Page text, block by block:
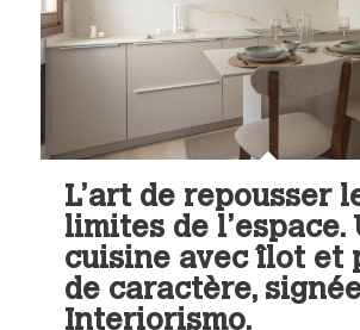
L’art de repousser
limites de l’espace.
cuisine avec îlot et
de caractère,
Interiorismo.